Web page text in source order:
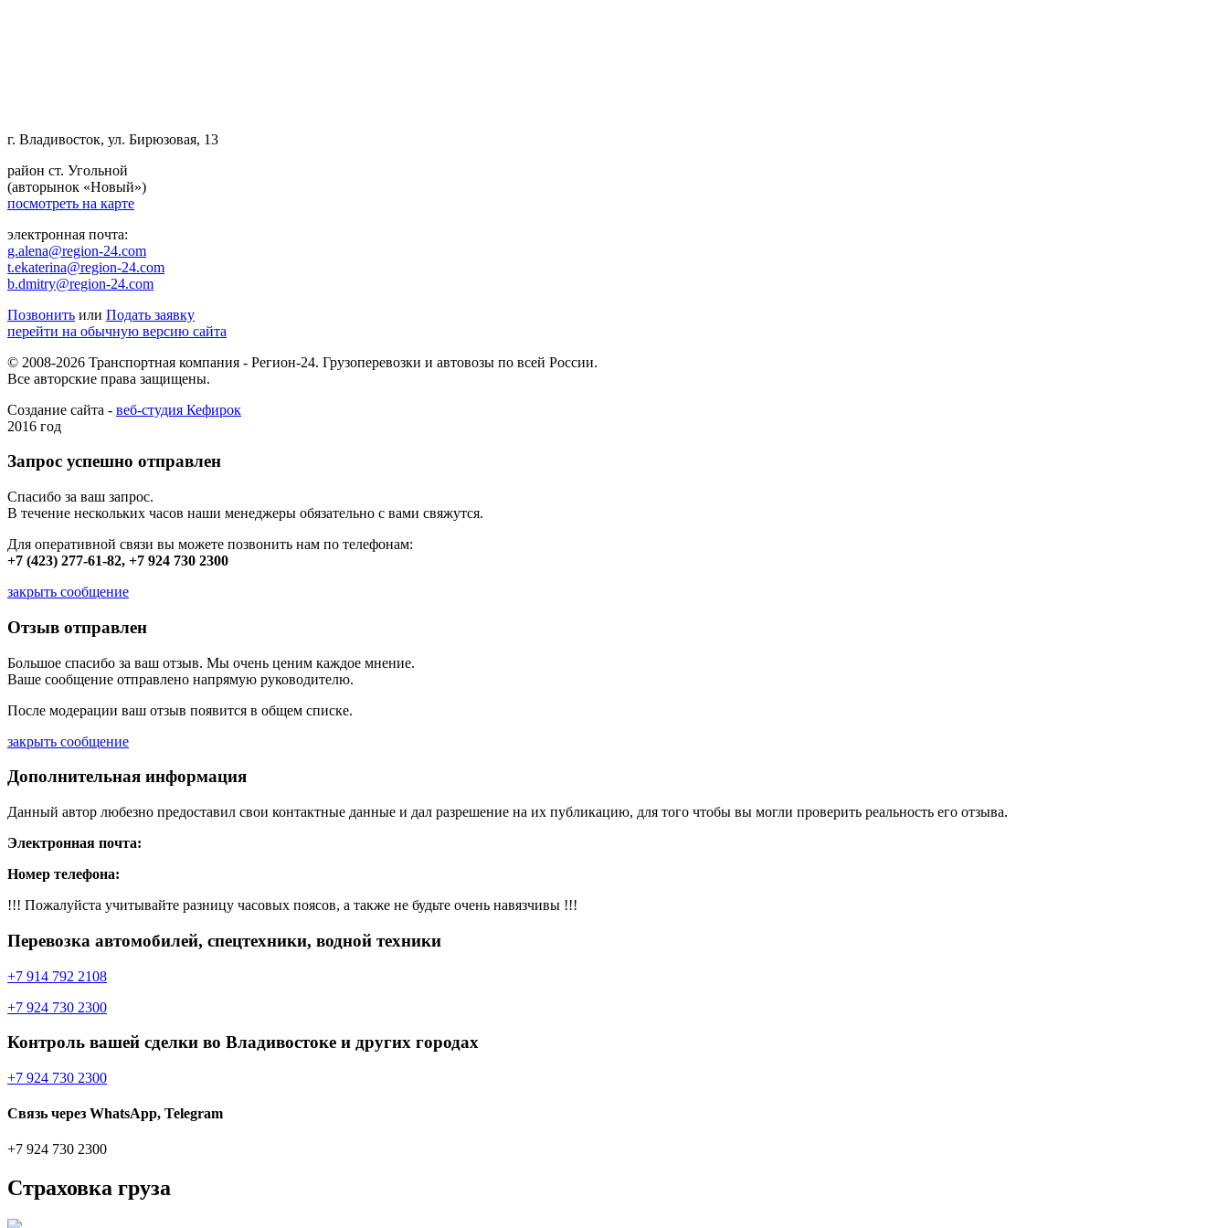
г. Владивосток, ул. Бирюзовая, 13
район ст. Угольной
(авторынок «Новый»)
посмотреть на карте
электронная почта:
g.alena@region-24.com
t.ekaterina@region-24.com
b.dmitry@region-24.com
Позвонить или Подать заявку
перейти на обычную версию сайта
© 2008-2026 Транспортная компания - Регион-24. Грузоперевозки и автовозы по всей России.
Все авторские права защищены.
Создание сайта - веб-студия Кефирок
2016 год
Запрос успешно отправлен
Спасибо за ваш запрос.
В течение нескольких часов наши менеджеры обязательно с вами свяжутся.
Для оперативной связи вы можете позвонить нам по телефонам:
+7 (423) 277-61-82, +7 924 730 2300
закрыть сообщение
Отзыв отправлен
Большое спасибо за ваш отзыв. Мы очень ценим каждое мнение.
Ваше сообщение отправлено напрямую руководителю.
После модерации ваш отзыв появится в общем списке.
закрыть сообщение
Дополнительная информация
Данный автор любезно предоставил свои контактные данные и дал разрешение на их публикацию, для того чтобы вы могли проверить реальность его отзыва.
Электронная почта:
Номер телефона:
!!! Пожалуйста учитывайте разницу часовых поясов, а также не будьте очень навязчивы !!!
Перевозка автомобилей, спецтехники, водной техники
+7 914 792 2108
+7 924 730 2300
Контроль вашей сделки во Владивостоке и других городах
+7 924 730 2300
Связь через WhatsApp, Telegram
+7 924 730 2300
Страховка груза